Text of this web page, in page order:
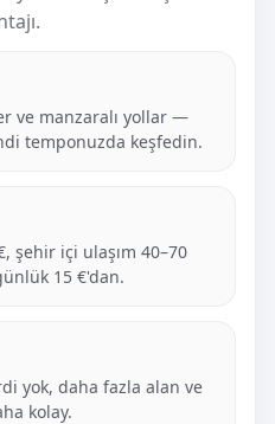
ve manzaralı yollar —
temponuzda keşfedin.
şehir içi ulaşım 40–70
15 €'dan.
yok, daha fazla alan ve
kolay.